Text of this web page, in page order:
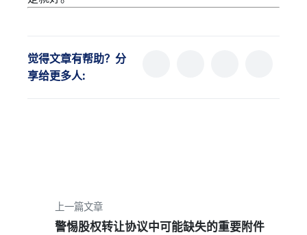
觉得文章有帮助？分
享给更多人:
上一篇文章
警惕股权转让协议中可能缺失的重要附件